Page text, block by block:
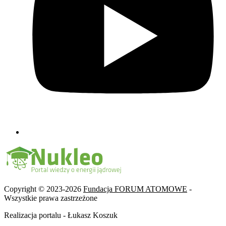
Copyright © 2023-2026 Fundacja FORUM ATOMOWE -
Wszystkie prawa zastrzeżone
Realizacja portalu - Łukasz Koszuk